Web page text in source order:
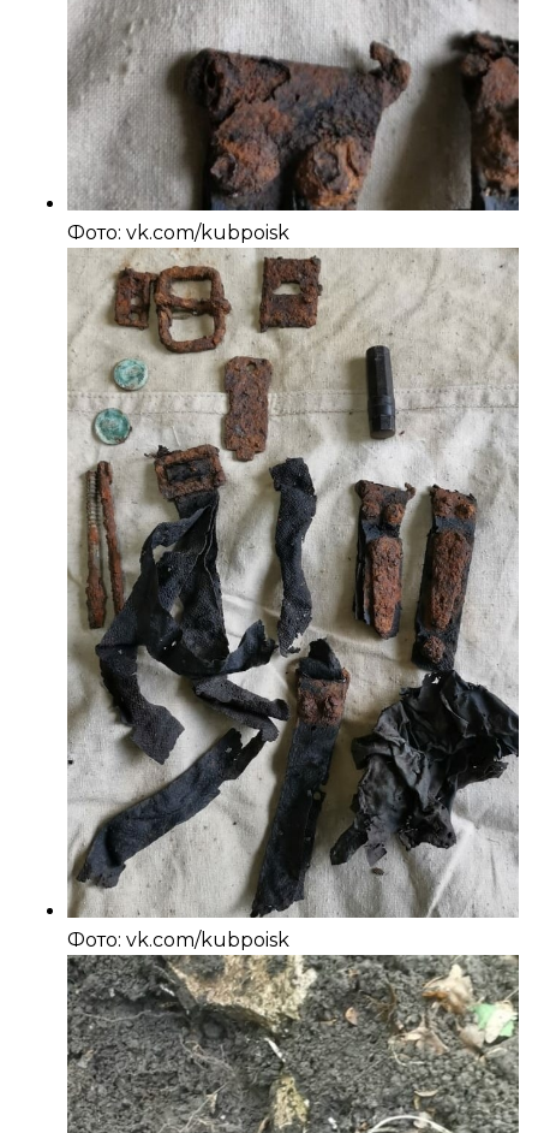
Фото: vk.com/kubpoisk
Фото: vk.com/kubpoisk